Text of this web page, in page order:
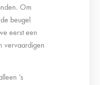
Om
beugel
eerst een
vervaardigen
’s